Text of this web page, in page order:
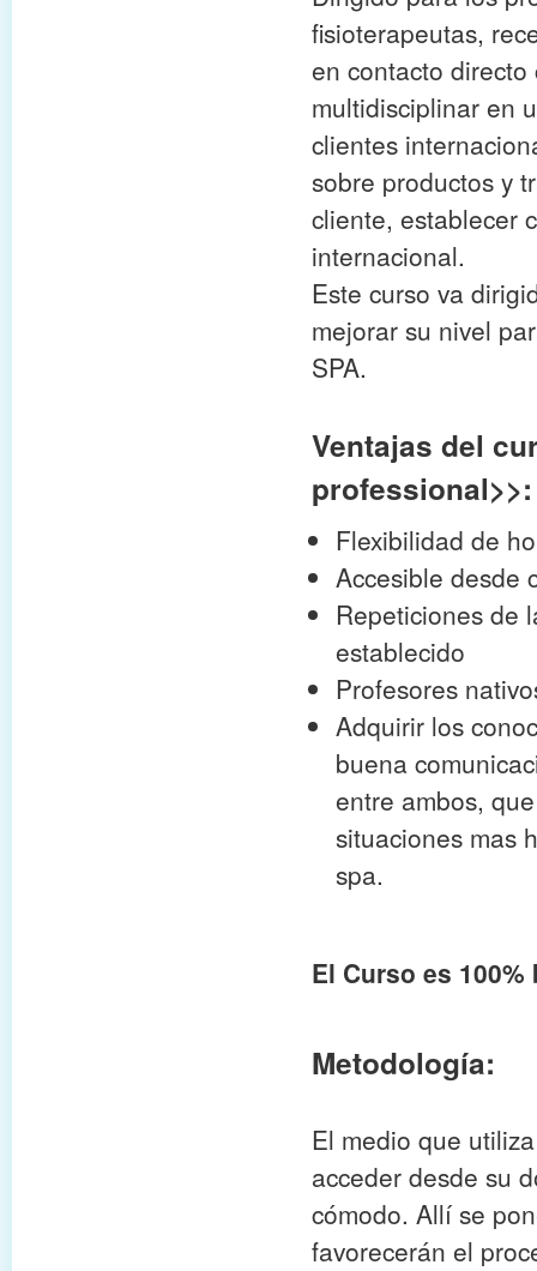
fisioterapeutas,
en contacto
multidisciplinar en
clientes
sobre productos y
cliente, establecer
internacional.
Este curso va
mejorar su nivel
SPA.
Ventajas del
professional>>:
Flexibilidad de
Accesible desde
Repeticiones de
establecido
Profesores
Adquirir los
buena
entre ambos,
situaciones mas
spa.
El Curso es
Metodología:
El medio que
acceder desde su
cómodo. Allí se
favorecerán el